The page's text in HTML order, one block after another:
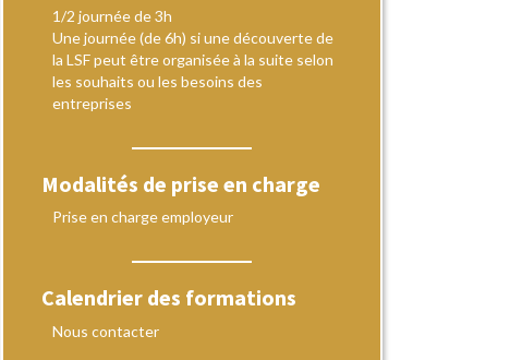
1/2 journée de 3h
Une journée (de 6h) si une découverte de
la LSF peut être organisée à la suite selon
les souhaits ou les besoins des
entreprises
Modalités de prise en charge
Prise en charge employeur
Calendrier des formations
Nous contacter